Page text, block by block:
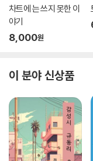
사랑하며 자신의 정념을
재현한다.
차트에 는 쓰지 못한 이
야기
8,000원
이 분야 신상품